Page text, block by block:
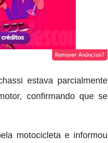
Remover Anúncios?
estava parcialmente
confirmando que se
motocicleta e informou